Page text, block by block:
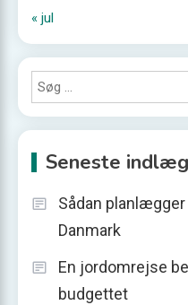
« jul
Seneste indlæg
Sådan
Danmark
En jordomrejse
budgettet